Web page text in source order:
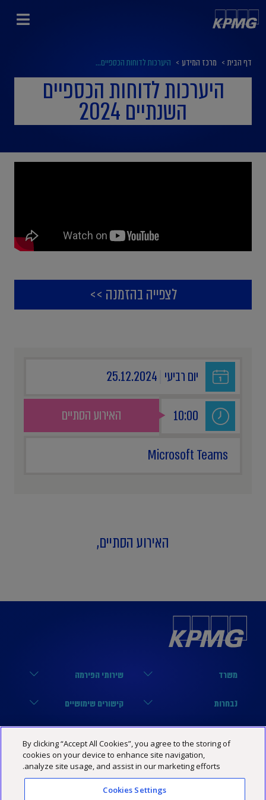
דף הבית > מרכז המידע > היערכות לדוחות הכספיים...
היערכות לדוחות הכספיים
השנתיים 2024
לצפייה בהזמנה >>
יום רביעי
10:00 האירוע הסתיים
Microsoft Teams
האירוע הסתיים,
משרד
הארבעה 17, תל אביב
03-6848444
Israel@kpmg.com
שירותי הפירמה
מערך הביקורת
מערך היעוץ
נבחרות
נבחרת טכנולוגיה
נבחרת פיננסים
נבחרת נדל”ן
קישורים שימושיים
הסיפור שלנו
מרכז מידע
שותפים
Facebook
מדיניות פרטיות הצהרת נגישות תנאי האתר
By clicking “Accept All Cookies”, you agree to the storing of
cookies on your device to enhance site navigation,
analyze site usage, and assist in our marketing efforts.
Cookies Settings